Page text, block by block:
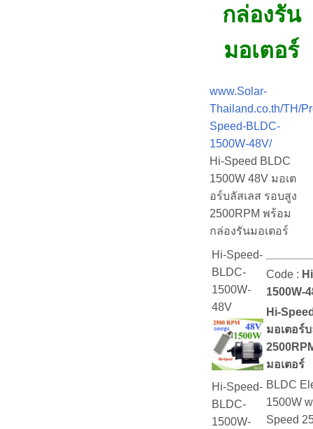
กล่องรัน
มอเตอร์
www.Solar-
Thailand.co.th/TH/
Speed-BLDC-
1500W-48V/
Hi-Speed BLDC
1500W 48V มอเต
อร์บลัสเลส รอบสูง
2500RPM พร้อม
กล่องรันมอเตอร์
Hi-Speed-
BLDC-
1500W-
48V
Hi-Speed-
BLDC-
1500W-
Code :
1500W-
Hi-
มอเตอร์
มอเตอร์
BLDC
1500W
Speed